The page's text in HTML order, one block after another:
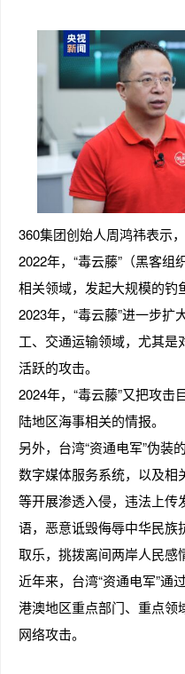
360集团创始人周鸿祎表示，
2022年，“毒云藤”（黑客
相关领域，发起大规模的钓
2023年，“毒云藤”进一步
工、交通运输领域，尤其是
活跃的攻击。
2024年，“毒云藤”又把攻
陆地区海事相关的情报。
另外，台湾“资通电军”伪装
数字媒体服务系统，以及相
等开展渗透入侵，违法上传
语，恶意诋毁侮辱中华民族
取乐，挑拨离间两岸人民感
近年来，台湾“资通电军”通
港澳地区重点部门、重点领
网络攻击。